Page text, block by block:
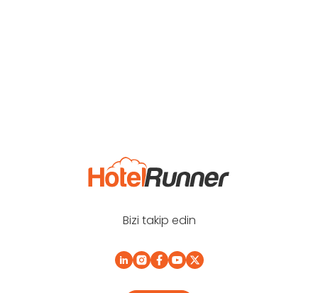
Bizi takip edin